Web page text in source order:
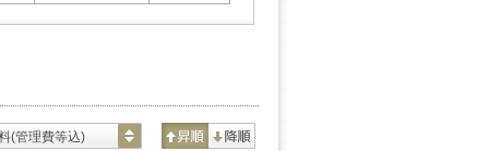
(管理費等込)